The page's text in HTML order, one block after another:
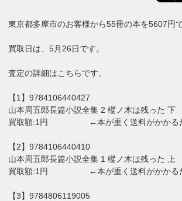
東京都多摩市のお客様から55冊の本を5607円
買取日は、5月26日です。
査定の詳細はこちらです。
【1】9784106440427
山本周五郎長篇小説全集 2 樅ノ木は残った 下
買取額:1円 ←本が重く送料がかかる
【2】9784106440410
山本周五郎長篇小説全集 1 樅ノ木は残った 上
買取額:1円 ←本が重く送料がかかる
【3】9784806119005